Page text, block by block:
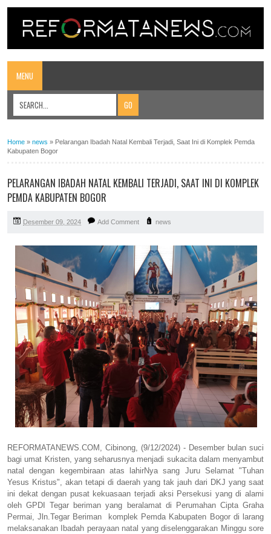
MENU
Home » news » Pelarangan Ibadah Natal Kembali Terjadi, Saat Ini di Komplek Pemda
Kabupaten Bogor
PELARANGAN IBADAH NATAL KEMBALI TERJADI, SAAT INI DI KOMPLEK
PEMDA KABUPATEN BOGOR
Desember 09, 2024 Add Comment news
REFORMATANEWS.COM, Cibinong, (9/12/2024) - Desember bulan suci
bagi umat Kristen, yang seharusnya menjadi sukacita dalam menyambut
natal dengan kegembiraan atas lahirNya sang Juru Selamat "Tuhan
Yesus Kristus", akan tetapi di daerah yang tak jauh dari DKJ yang saat
ini dekat dengan pusat kekuasaan terjadi aksi Persekusi yang di alami
oleh GPDI Tegar beriman yang beralamat di Perumahan Cipta Graha
Permai, Jln.Tegar Beriman komplek Pemda Kabupaten Bogor di larang
melaksanakan Ibadah perayaan natal yang diselenggarakan Minggu sore